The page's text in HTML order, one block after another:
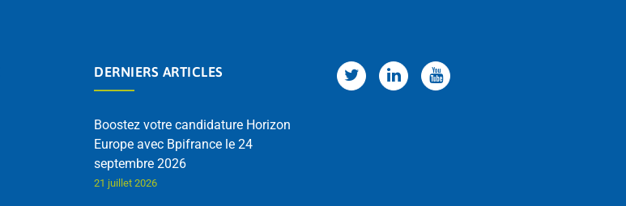
DERNIERS ARTICLES
Boostez votre candidature Horizon
Europe avec Bpifrance le 24
septembre 2026
21 juillet 2026